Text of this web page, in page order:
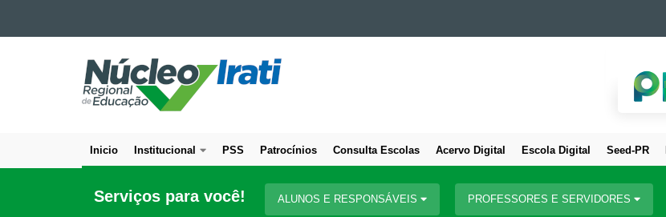
Ir para a navegação
Ir para a busca
NÚCLEO
REGIONAL
DE
IRATI
Navegação
principal
Inicio Institucional PSS Patrocínios Consulta Escolas Acervo Digital Escola Digital Seed-PR
Serviços para você! ALUNOS E RESPONSÁVEIS PROFESSORES E SERVIDORES